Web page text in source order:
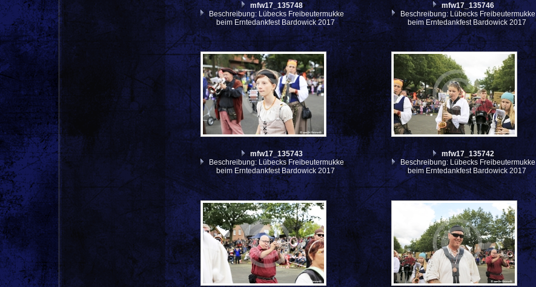
mfw17_135748
Beschreibung: Lübecks Freibeutermukke
beim Erntedankfest Bardowick 2017
mfw17_135746
Beschreibung: Lübecks Freibeutermukke
beim Erntedankfest Bardowick 2017
mfw17_135743
Beschreibung: Lübecks Freibeutermukke
beim Erntedankfest Bardowick 2017
mfw17_135742
Beschreibung: Lübecks Freibeutermukke
beim Erntedankfest Bardowick 2017